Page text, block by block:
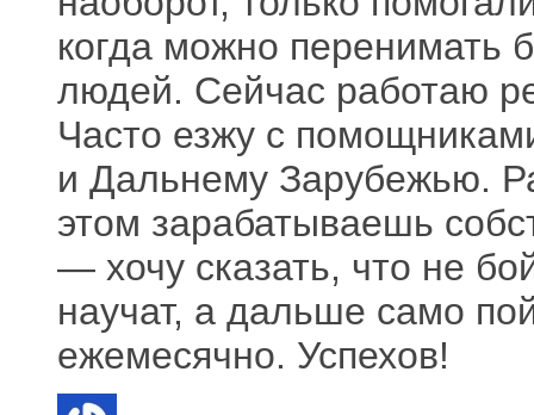
когда можно перенимать
людей. Сейчас работаю
Часто езжу с
и Дальнему Зарубежью.
этом зарабатываешь
— хочу сказать, что не
научат, а дальше само
ежемесячно. Успехов!